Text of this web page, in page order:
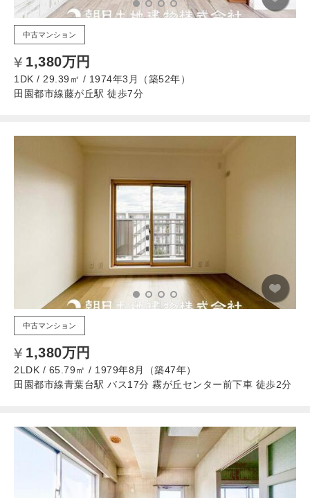
中古マンション
1,380万円
1DK / 29.39㎡ / 1974年3月（築52年）
田園都市線藤が丘駅 徒歩7分
中古マンション
1,380万円
2LDK / 65.79㎡ / 1979年8月（築47年）
田園都市線青葉台駅 バス17分 霧が丘センター前下車 徒歩2分